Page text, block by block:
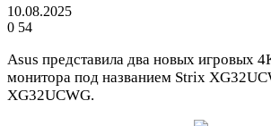
10.08.2025
0 54
Asus представила два новых игровых
монитора под названием Strix
XG32UCWG.